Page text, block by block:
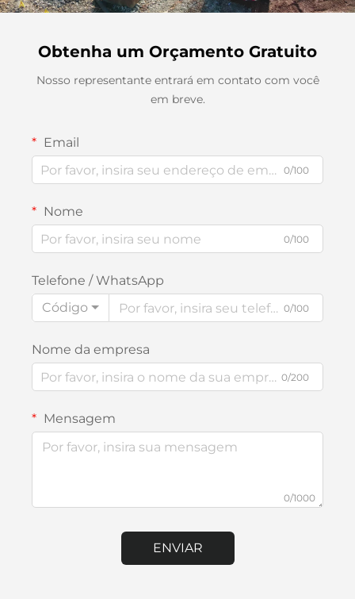
Obtenha um Orçamento Gratuito
Nosso representante entrará em contato com você
em breve.
Email
0/100
Nome
0/100
Telefone / WhatsApp
Código
0/100
Nome da empresa
0/200
Mensagem
0/1000
ENVIAR